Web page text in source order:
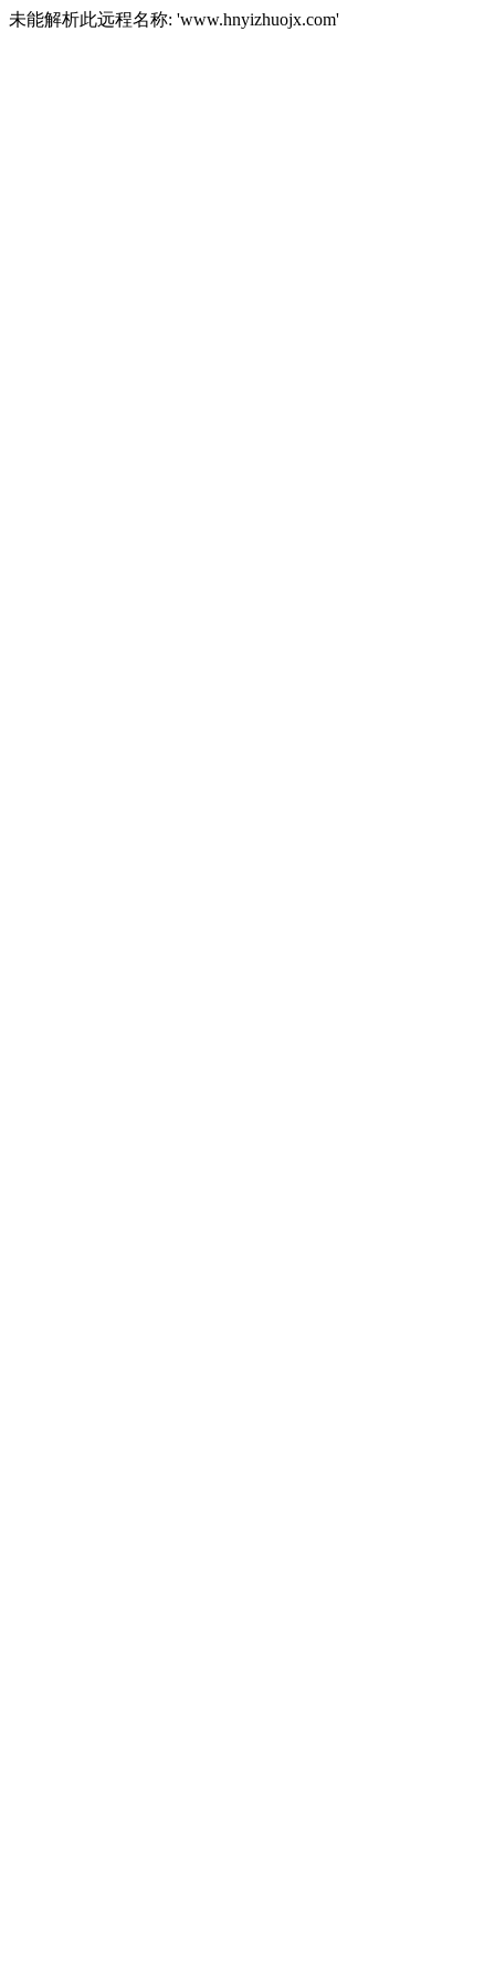
未能解析此远程名称: 'www.hnyizhuojx.com'